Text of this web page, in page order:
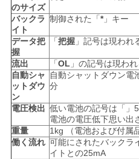
のサイズ
バックラ
イト
制御された「 *」キー
データ把
握
「 把握」記号は現われ
流出 「 OL 」の記号は現われ
自動シャ
ットダウ
ン
自動シャットダウン電
分
電圧検出 低い電池の記号は「」
電池の電圧低下思い出
重量
1kg （電池および付属
働く流れ 可能にされたバックラ
イトとの25mA